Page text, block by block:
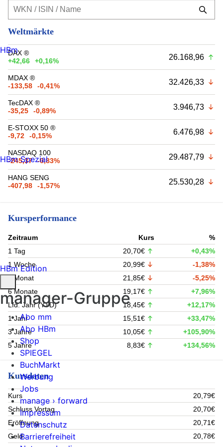
Weltmärkte
DAX ®
+42,66
+0,16% 26.168,96
MDAX ®
-133,58
-0,41% 32.426,33
TecDAX ®
-35,25
-0,89% 3.946,73
E-STOXX 50 ®
-9,72
-0,15% 6.476,98
NASDAQ 100
-245,37
-0,83% 29.487,79
HANG SENG
-407,98
-1,57% 25.530,28
Kursperformance
Zeitraum Kurs
%
1 Tag
20,70€
+0,43%
1 Woche
20,99€
-1,38%
1 Monat
21,85€
-5,25%
6 Monate
19,17€
+7,96%
Lfd. Jahr (YTD)
18,45€
+12,17%
1 Jahr
15,51€
+33,47%
3 Jahre
10,05€
+105,90%
5 Jahre
8,83€ +134,56%
Kursdaten
Kurs
20,79€
Schluss Vortag
20,70€
Eröffnung
20,71€
Geld
20,78€
HBm
HBm Spezial
HBm Edition
manager-Gruppe
Abo mm
Abo HBm
Shop
SPIEGEL
BuchMarkt
Werbung
Jobs
manage › forward
Impressum
Datenschutz
Barrierefreiheit